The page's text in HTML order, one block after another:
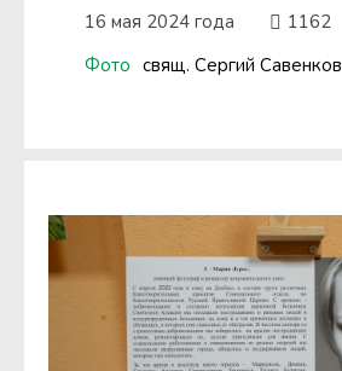
16 мая 2024 года
1162
Фото свящ. Сергий Савенков